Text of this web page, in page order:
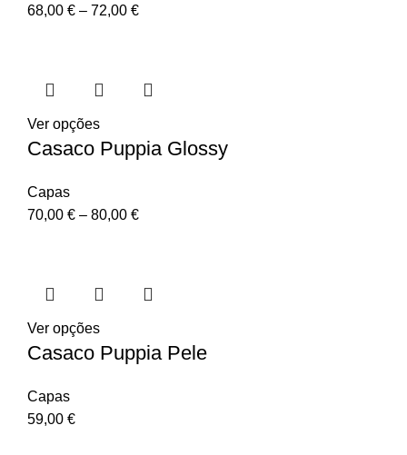
68,00 € – 72,00 €
Ver opções
Casaco Puppia Glossy
Capas
70,00 € – 80,00 €
Ver opções
Casaco Puppia Pele
Capas
59,00 €